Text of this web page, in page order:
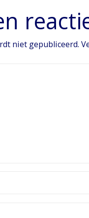
niet gepubliceerd.